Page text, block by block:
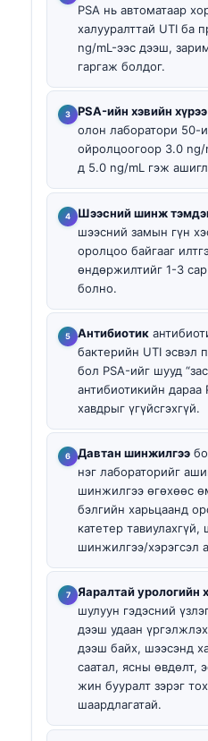
PSA нь автоматаар
халууралттай UTI ба
ng/mL-ээс дээш,
гаргаж болдог.
PSA-ийн хэвийн хүрээ
олон лаборатори 50-
ойролцоогоор 3.0
д 5.0 ng/mL гэж
Шээсний шинж
шээсний замын гүн
оролцоо байгааг
өндөржилтийг 1-3
болно.
Антибиотик
бактерийн UTI эсвэл
бол PSA-ийг шууд
антибиотикийн дараа
хавдрыг үгүйсгэхгүй.
Давтан шинжилгээ
нэг лабораторийг
шинжилгээ өгөхөөс
бэлгийн харьцаанд
катетер
шинжилгээ/хэрэгсэл
Яаралтай урологийн
шулуун гэдэсний
дээш удаан
дээш байх, шээсэнд
саатал, ясны өвдөлт,
жин бууралт зэрэг
шаардлагатай.